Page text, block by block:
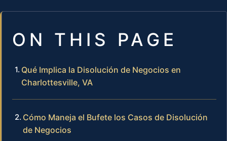
ON THIS PAGE
Qué Implica la Disolución de Negocios en
Charlottesville, VA
Cómo Maneja el Bufete los Casos de Disolución
de Negocios